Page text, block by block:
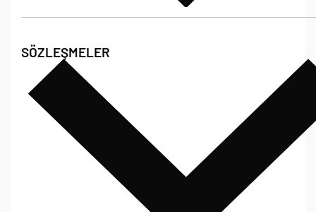
Poshet Blog
Sıkça Sorulan Sorular
Bize Ulaşın
SÖZLEŞMELER